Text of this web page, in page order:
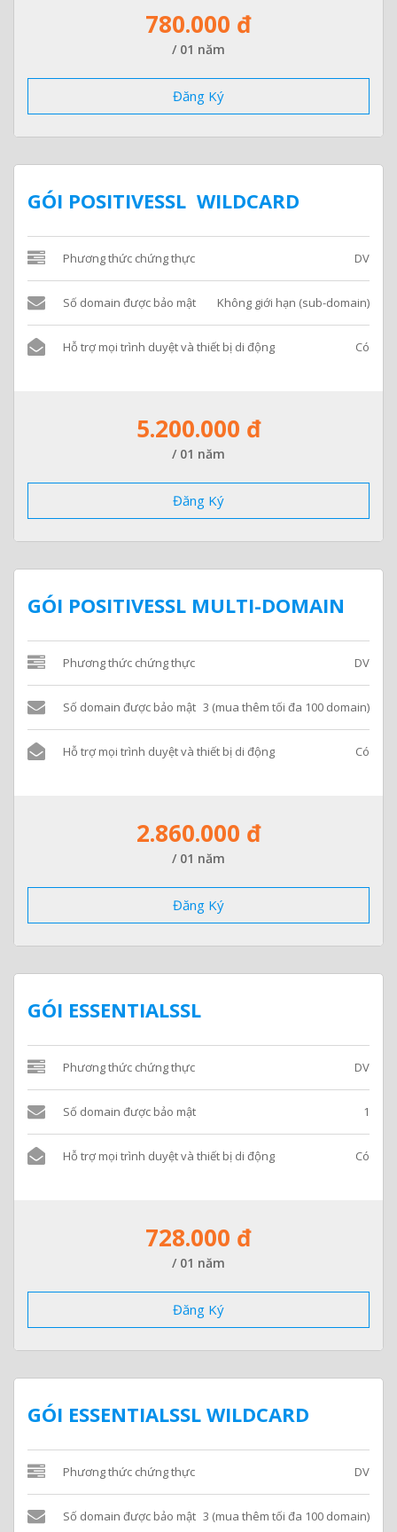
780.000 đ
/ 01 năm
Đăng Ký
GÓI POSITIVESSL WILDCARD
Phương thức chứng thực DV
Số domain được bảo mật Không giới hạn (sub-domain)
Hỗ trợ mọi trình duyệt và thiết bị di động Có
5.200.000 đ
/ 01 năm
Đăng Ký
GÓI POSITIVESSL MULTI-DOMAIN
Phương thức chứng thực DV
Số domain được bảo mật 3 (mua thêm tối đa 100 domain)
Hỗ trợ mọi trình duyệt và thiết bị di động Có
2.860.000 đ
/ 01 năm
Đăng Ký
GÓI ESSENTIALSSL
Phương thức chứng thực DV
Số domain được bảo mật 1
Hỗ trợ mọi trình duyệt và thiết bị di động Có
728.000 đ
/ 01 năm
Đăng Ký
GÓI ESSENTIALSSL WILDCARD
Phương thức chứng thực DV
Số domain được bảo mật 3 (mua thêm tối đa 100 domain)